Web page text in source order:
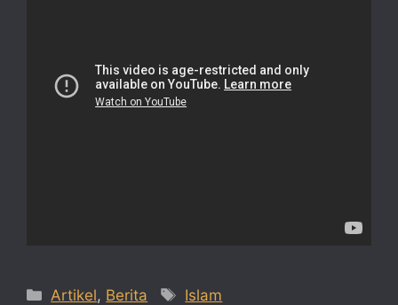
Categories
Artikel, Berita Tags
Islam